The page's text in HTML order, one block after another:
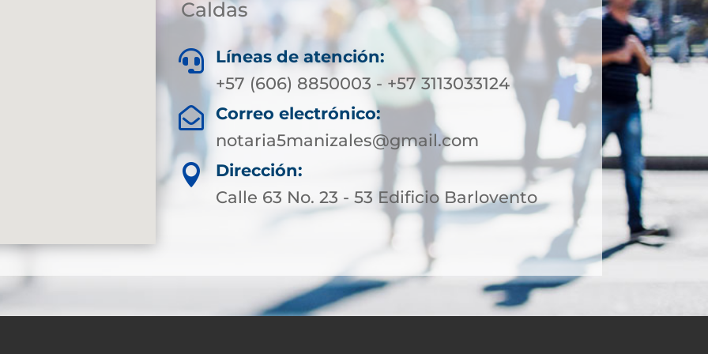
Caldas

Líneas de atención:
+57 (606) 8850003 - +57 3113033124

Correo electrónico:
notaria5manizales@gmail.com

Dirección:
Calle 63 No. 23 - 53 Edificio Barlovento